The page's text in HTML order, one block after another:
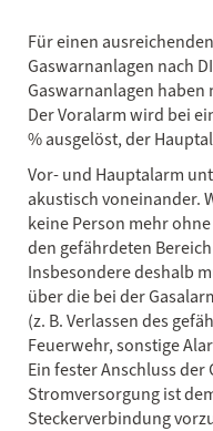
Für einen
Gaswarnanlagen nach
Gaswarnanlagen
Der Voralarm wird bei
% ausgelöst, der
Vor- und Hauptalarm
akustisch voneinander.
keine Person mehr
den gefährdeten
Insbesondere deshalb
über die bei der
(z. B. Verlassen des
Feuerwehr, sonstige
Ein fester Anschluss
Stromversorgung ist
Steckerverbindung